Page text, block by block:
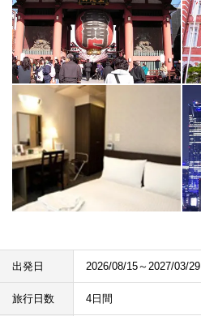
出発日 2026/08/15～2027/03/29
旅行日数 4日間